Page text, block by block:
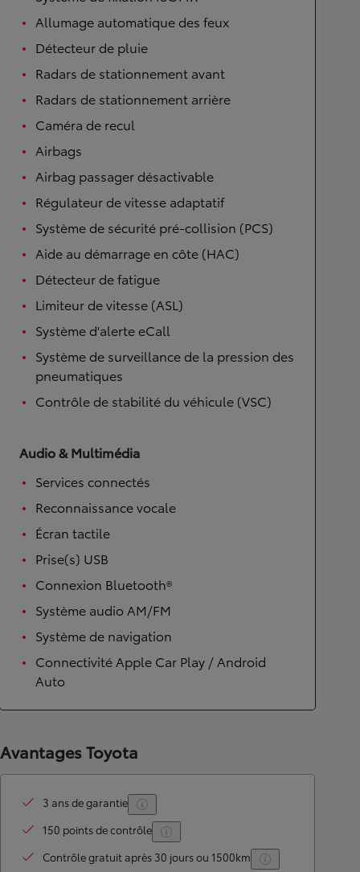
Allumage automatique des feux
Détecteur de pluie
Radars de stationnement avant
Radars de stationnement arrière
Caméra de recul
Airbags
Airbag passager désactivable
Régulateur de vitesse adaptatif
Système de sécurité pré-collision (PCS)
Aide au démarrage en côte (HAC)
Détecteur de fatigue
Limiteur de vitesse (ASL)
Système d'alerte eCall
Système de surveillance de la pression des
pneumatiques
Contrôle de stabilité du véhicule (VSC)
Audio & Multimédia
Services connectés
Reconnaissance vocale
Écran tactile
Prise(s) USB
Connexion Bluetooth®
Système audio AM/FM
Système de navigation
Connectivité Apple Car Play / Android
Auto
Avantages Toyota
3 ans de garantie
150 points de contrôle
Contrôle gratuit après 30 jours ou 1500km